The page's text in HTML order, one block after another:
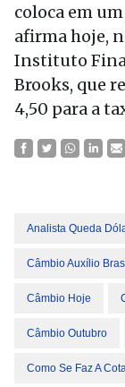
coloca em
afirma hoje,
Instituto
Brooks, que
4,50 para a
Analista Queda
Câmbio Auxílio
Câmbio Hoje
Câmbio Outubro
Como Se Faz A